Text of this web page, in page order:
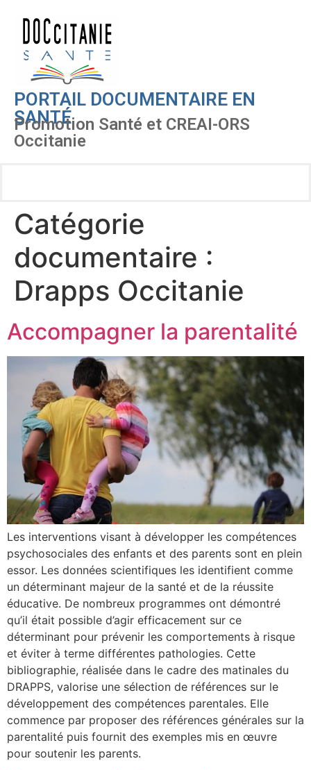
PORTAIL DOCUMENTAIRE EN
SANTÉ
Promotion Santé et CREAI-ORS
Occitanie
Catégorie
documentaire :
Drapps Occitanie
Accompagner la parentalité
Les interventions visant à développer les compétences
psychosociales des enfants et des parents sont en plein
essor. Les données scientifiques les identifient comme
un déterminant majeur de la santé et de la réussite
éducative. De nombreux programmes ont démontré
qu’il était possible d’agir efficacement sur ce
déterminant pour prévenir les comportements à risque
et éviter à terme différentes pathologies. Cette
bibliographie, réalisée dans le cadre des matinales du
DRAPPS, valorise une sélection de références sur le
développement des compétences parentales. Elle
commence par proposer des références générales sur la
parentalité puis fournit des exemples mis en œuvre
pour soutenir les parents.